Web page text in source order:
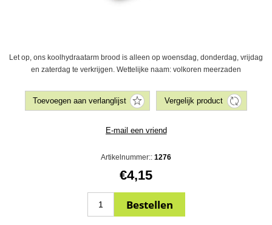
Let op, ons koolhydraatarm brood is alleen op woensdag, donderdag, vrijdag
en zaterdag te verkrijgen. Wettelijke naam: volkoren meerzaden
Artikelnummer:: 1276
€4,15